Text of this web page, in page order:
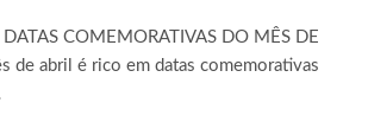
COMEMORATIVAS DO MÊS DE
de abril é rico em datas comemorativas